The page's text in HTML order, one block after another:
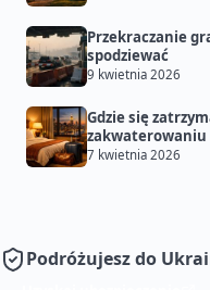
Przekraczanie
spodziewać
9 kwietnia 2026
Gdzie się
zakwaterowaniu
7 kwietnia 2026
Podróżujesz do